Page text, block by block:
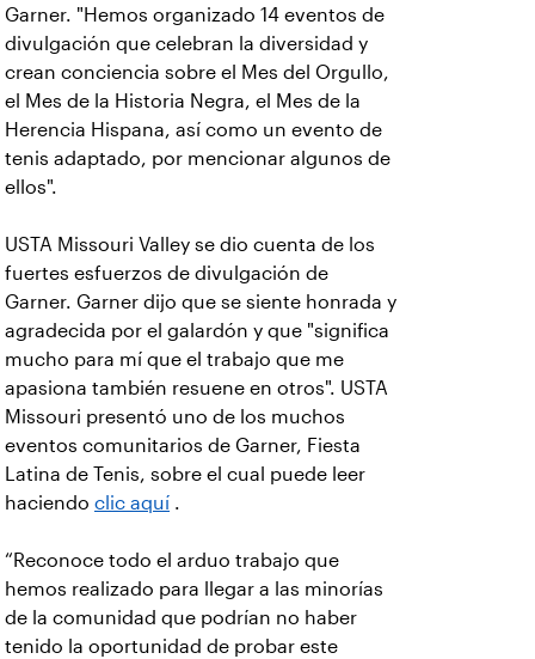
Garner. "Hemos organizado 14 eventos de
divulgación que celebran la diversidad y
crean conciencia sobre el Mes del Orgullo,
el Mes de la Historia Negra, el Mes de la
Herencia Hispana, así como un evento de
tenis adaptado, por mencionar algunos de
ellos".
USTA Missouri Valley se dio cuenta de los
fuertes esfuerzos de divulgación de
Garner. Garner dijo que se siente honrada y
agradecida por el galardón y que "significa
mucho para mí que el trabajo que me
apasiona también resuene en otros". USTA
Missouri presentó uno de los muchos
eventos comunitarios de Garner, Fiesta
Latina de Tenis, sobre el cual puede leer
haciendo clic aquí .
“Reconoce todo el arduo trabajo que
hemos realizado para llegar a las minorías
de la comunidad que podrían no haber
tenido la oportunidad de probar este